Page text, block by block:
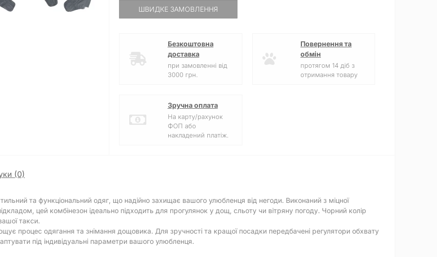
ШВИДКЕ ЗАМОВЛЕННЯ
Безкоштовна
доставка
при замовленні від
3000 грн.
Повернення та
обмін
протягом 14 діб з
отримання товару
Зручна оплата
На карту/рахунок
ФОП або
накладений платіж.
(0)
та функціональний одяг, що надійно захищає вашого улюбленця від негоди. Виконаний з міцної
цей комбінезон ідеально підходить для прогулянок у дощ, сльоту чи вітряну погоду. Чорний колір
такси.
процес одягання та знімання дощовика. Для зручності та кращої посадки передбачені регулятори обхвату
під індивідуальні параметри вашого улюбленця.